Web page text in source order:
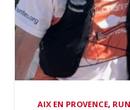
AIX EN PROVENCE,